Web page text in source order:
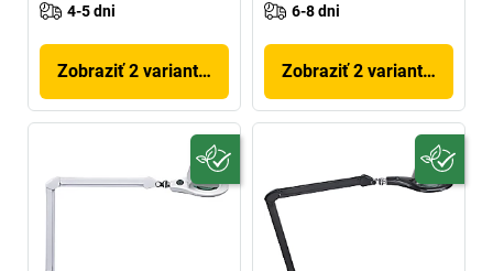
4-5 dni
Zobraziť 2 variantov
6-8 dni
Zobraziť 2 variantov